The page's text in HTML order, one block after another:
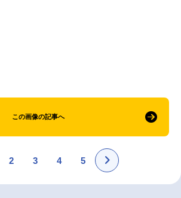
この画像の記事へ
2 3 4 5